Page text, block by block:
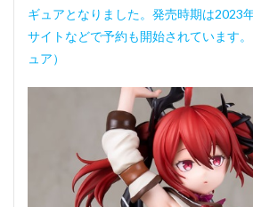
ギュアとなりました。発売時期は2023
サイトなどで予約も開始されています
ュア）